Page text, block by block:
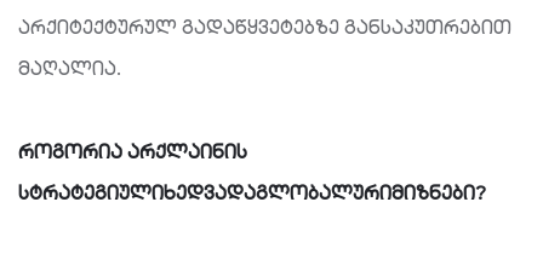
არქიტექტურულ გადაწყვეტებზე განსაკუთრებით
მაღალია.
როგორია არქლაინის
სტრატეგიულიხედვადაგლობალურიმიზნები?